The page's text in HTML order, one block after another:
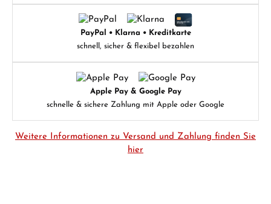
PayPal • Klarna • Kreditkarte
schnell, sicher & flexibel bezahlen
Apple Pay & Google Pay
schnelle & sichere Zahlung mit Apple oder Google
Weitere Informationen zu Versand und Zahlung finden Sie
hier